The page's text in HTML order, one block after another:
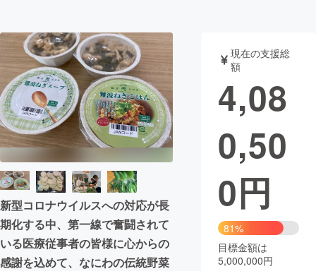
テクノロジー・ガジェット ゲーム・サ
映像・映画 書籍・雑誌
ビジネス・起業
まちづくり・地域活性化
CAMPFIRE for Social Good
CAMPFIRE Creation
CAMPFIREふるさと納税machi-ya コミュニティ
新型コロナウイルスへの対応が長
期化する中、第一線で奮闘されて
いる医療従事者の皆様に心からの
感謝を込めて、なにわの伝統野菜
現在の支援総
額
4,08
0,50
0円
81%
目標金額は
5,000,000円